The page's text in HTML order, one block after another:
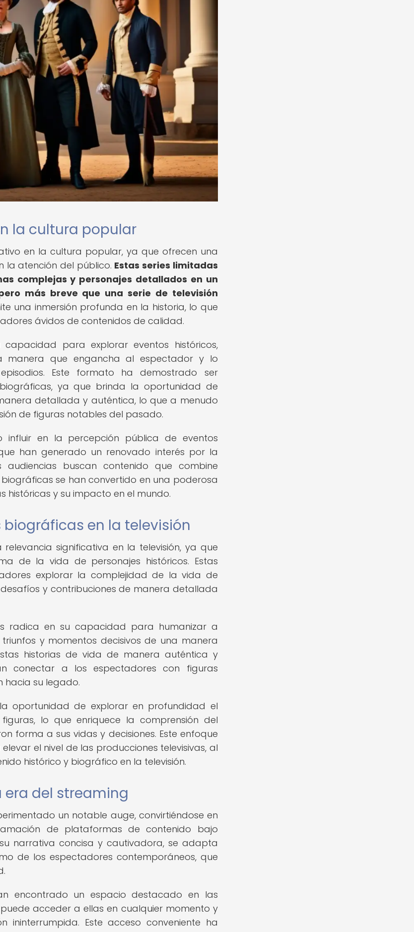
la cultura popular
en la cultura popular, ya que ofrecen una
la atención del público. Estas series limitadas
complejas y personajes detallados en un
más breve que una serie de televisión
una inmersión profunda en la historia, lo que
ávidos de contenidos de calidad.
para explorar eventos históricos,
manera que engancha al espectador y lo
Este formato ha demostrado ser
ya que brinda la oportunidad de
detallada y auténtica, lo que a menudo
de figuras notables del pasado.
influir en la percepción pública de eventos
han generado un renovado interés por la
buscan contenido que combine
se han convertido en una poderosa
y su impacto en el mundo.
en la televisión
significativa en la televisión, ya que
de la vida de personajes históricos. Estas
explorar la complejidad de la vida de
y contribuciones de manera detallada
radica en su capacidad para humanizar a
y momentos decisivos de una manera
historias de vida de manera auténtica y
conectar a los espectadores con figuras
hacia su legado.
oportunidad de explorar en profundidad el
lo que enriquece la comprensión del
forma a sus vidas y decisiones. Este enfoque
el nivel de las producciones televisivas, al
histórico y biográfico en la televisión.
era del streaming
un notable auge, convirtiéndose en
de plataformas de contenido bajo
narrativa concisa y cautivadora, se adapta
de los espectadores contemporáneos, que
encontrado un espacio destacado en las
acceder a ellas en cualquier momento y
ininterrumpida. Este acceso conveniente ha